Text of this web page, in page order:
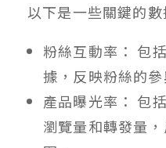
以下是一些關鍵的數
粉絲互動率： 包
據，反映粉絲的參
產品曝光率： 包
瀏覽量和轉發量